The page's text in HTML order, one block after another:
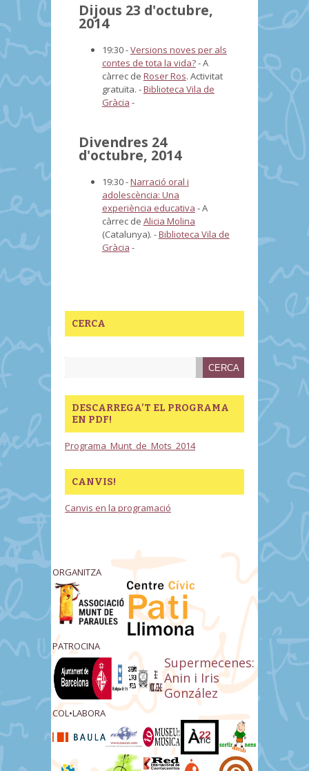
Dijous 23 d'octubre,
2014
19:30 -Versions noves per als
contes de tota la vida?-A
càrrec de Roser Ros. Activitat
gratuïta. -Biblioteca Vila de
Gràcia -
Divendres 24
d'octubre, 2014
19:30 -Narració oral i
adolescència: Una
experiència educativa -A
càrrec de Alicia Molina
(Catalunya). -Biblioteca Vila de
Gràcia -
CERCA
DESCARREGA’T EL PROGRAMA
EN PDF!
Programa_Munt_de_Mots_2014
CANVIS!
Canvis en la programació
ORGANITZA
PATROCINA
Supermecenes:
Anin i Iris
González
COL•LABORA